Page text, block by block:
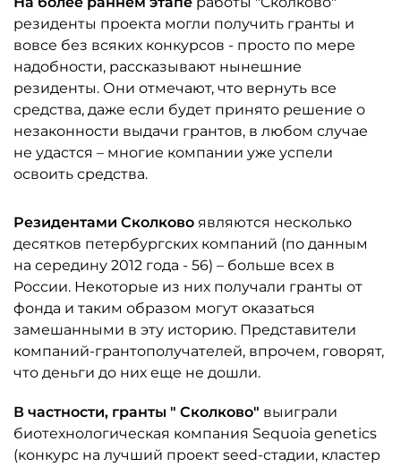
резиденты проекта могли получить гранты и
вовсе без всяких конкурсов - просто по мере
надобности, рассказывают нынешние
резиденты. Они отмечают, что вернуть все
средства, даже если будет принято решение о
незаконности выдачи грантов, в любом случае
не удастся – многие компании уже успели
освоить средства.
Резидентами Сколково являются несколько
десятков петербургских компаний (по данным
на середину 2012 года - 56) – больше всех в
России. Некоторые из них получали гранты от
фонда и таким образом могут оказаться
замешанными в эту историю. Представители
компаний-грантополучателей, впрочем, говорят,
что деньги до них еще не дошли.
В частности, гранты " Сколково" выиграли
биотехнологическая компания Sequoia genetics
(конкурс на лучший проект seed-стадии, кластер